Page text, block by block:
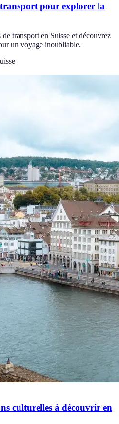
pour explorer la
transport en Suisse et découvrez
un voyage inoubliable.
culturelles à découvrir en